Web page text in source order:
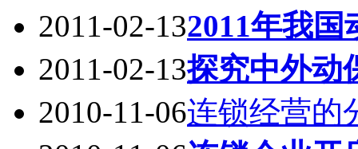
2011-02-132011年我
2011-02-13探究中外动
2010-11-06连锁经营的